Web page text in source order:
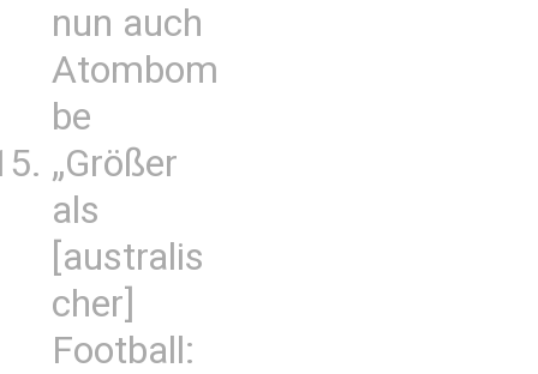
nun auch
Atombom
be
„Größer
als
[australis
cher]
Football: